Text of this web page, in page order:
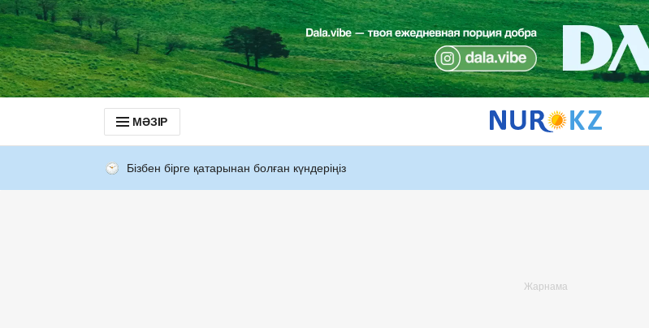
МӘЗІР
Бізбен бірге қатарынан болған күндеріңіз